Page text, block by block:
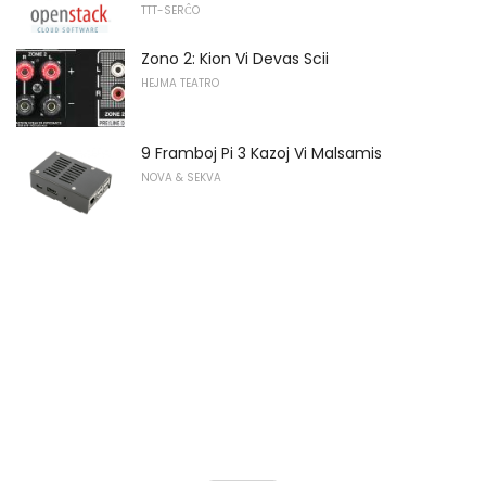
TTT-SERĈO
Zono 2: Kion Vi Devas Scii
HEJMA TEATRO
9 Framboj Pi 3 Kazoj Vi Malsamis
NOVA & SEKVA